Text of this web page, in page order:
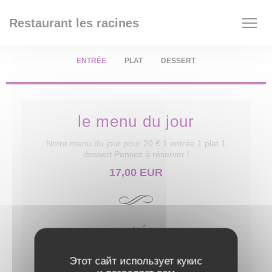
Этот сайт использует кукис
Restaurant les racines
le menu du jour
Notre menu du jour pour 20 € 1 entrée 1 plat 1
dessert Pensez à réserver !
17,00 EUR
entrée
plat
ENTRÉE PLAT DESSERT